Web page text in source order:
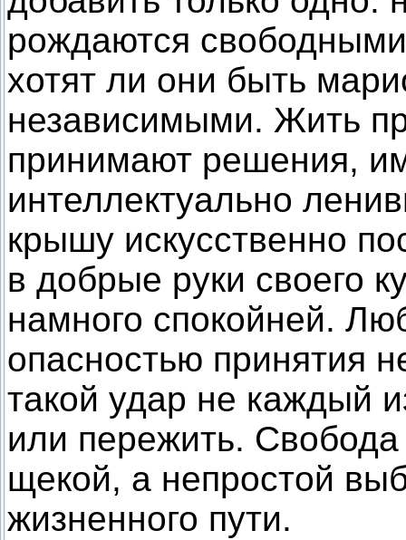
рождаются
хотят ли они быть
независимыми. Жить
принимают решения,
интеллектуально
крышу искусственно
в добрые руки своего
намного спокойней.
опасностью принятия
такой удар не каждый
или пережить.
щекой, а непростой
жизненного пути.